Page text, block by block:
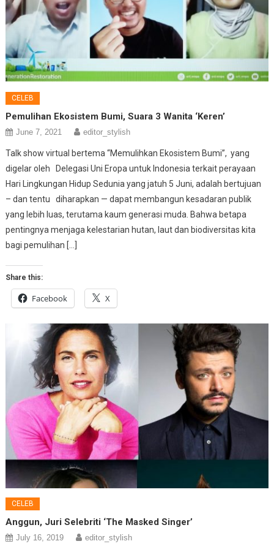
CELEB
Pemulihan Ekosistem Bumi, Suara 3 Wanita ‘Keren’
June 7, 2021 editor_stylish
Talk show virtual bertema “Memulihkan Ekosistem Bumi”, yang
digelar oleh Delegasi Uni Eropa untuk Indonesia terkait perayaan
Hari Lingkungan Hidup Sedunia yang jatuh 5 Juni, adalah bertujuan
– dan tentu diharapkan — dapat membangun kesadaran publik
yang lebih luas, terutama kaum generasi muda. Bahwa betapa
pentingnya menjaga kelestarian hutan, laut dan biodiversitas kita
bagi pemulihan […]
Share this:
Facebook X
CELEB
Anggun, Juri Selebriti ‘The Masked Singer’
July 16, 2019 editor_stylish